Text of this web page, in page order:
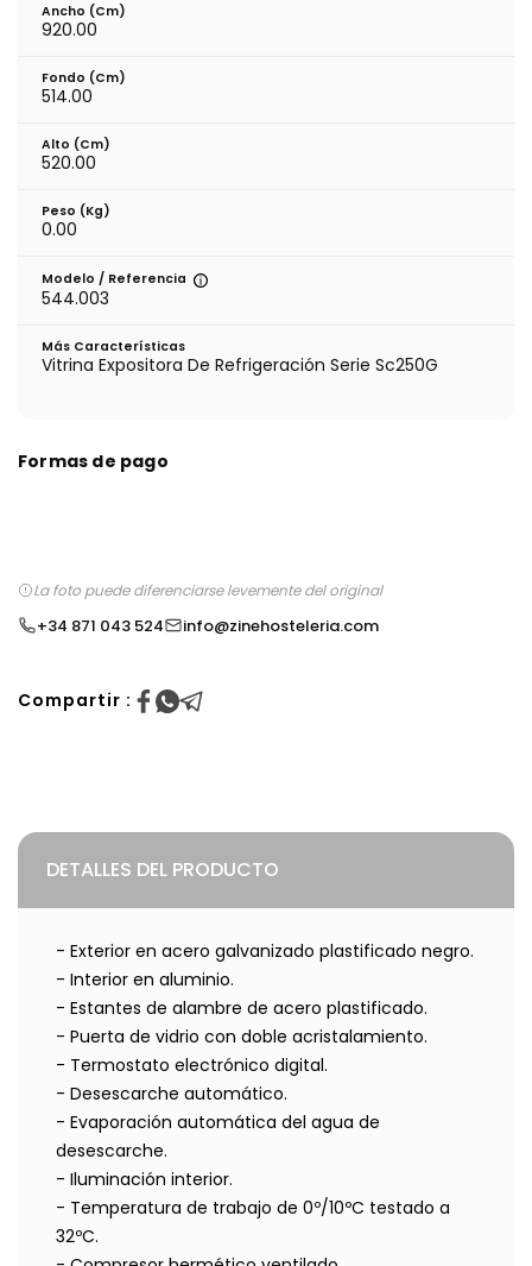
Ancho (cm)
920.00
Fondo (cm)
514.00
Alto (cm)
520.00
Peso (kg)
0.00
Modelo / Referencia
544.003
Más Características
Vitrina Expositora De Refrigeración Serie Sc250G
Formas de pago
La foto puede diferenciarse levemente del original
+34 871 043 524 info@zinehosteleria.com
Compartir :
DETALLES DEL PRODUCTO
- Exterior en acero galvanizado plastificado negro.
- Interior en aluminio.
- Estantes de alambre de acero plastificado.
- Puerta de vidrio con doble acristalamiento.
- Termostato electrónico digital.
- Desescarche automático.
- Evaporación automática del agua de
desescarche.
- Iluminación interior.
- Temperatura de trabajo de 0º/10ºC testado a
32ºC.